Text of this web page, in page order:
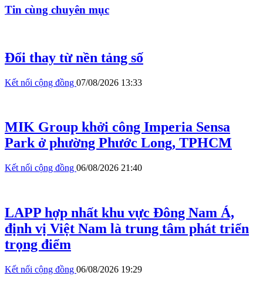
Tin cùng chuyên mục
Đổi thay từ nền tảng số
Kết nối cộng đồng 07/08/2026 13:33
MIK Group khởi công Imperia Sensa
Park ở phường Phước Long, TPHCM
Kết nối cộng đồng 06/08/2026 21:40
LAPP hợp nhất khu vực Đông Nam Á,
định vị Việt Nam là trung tâm phát triển
trọng điểm
Kết nối cộng đồng 06/08/2026 19:29